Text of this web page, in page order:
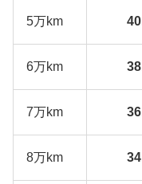
5万km
6万km
7万km
8万km